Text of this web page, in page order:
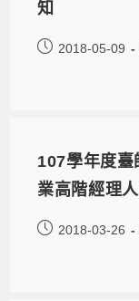
知
2018-05-09
107學年度臺
業高階經理
2018-03-26